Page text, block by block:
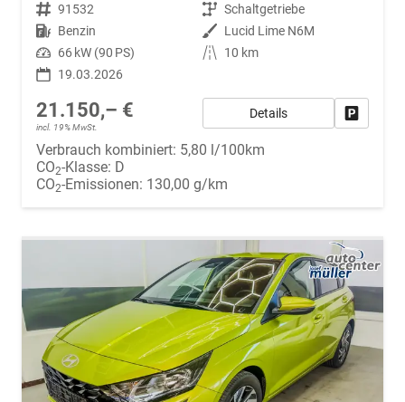
Fahrzeugnr. 91532 Getriebe Schaltgetriebe
Kraftstoff Benzin Außenfarbe Lucid Lime N6M
Leistung 66 kW (90 PS) Kilometerstand
10 km
19.03.2026
21.150,– €
incl. 19% MwSt.
Details
Verbrauch kombiniert: 5,80 l/100km
CO2-Klasse: D
CO2-Emissionen: 130,00 g/km